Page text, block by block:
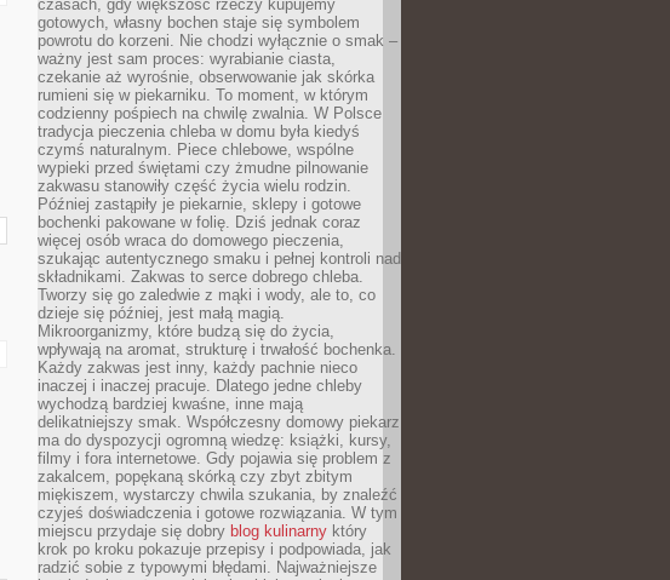
czasach, gdy większość rzeczy kupujemy
gotowych, własny bochen staje się symbolem
powrotu do korzeni. Nie chodzi wyłącznie o smak –
ważny jest sam proces: wyrabianie ciasta,
czekanie aż wyrośnie, obserwowanie jak skórka
rumieni się w piekarniku. To moment, w którym
codzienny pośpiech na chwilę zwalnia. W Polsce
tradycja pieczenia chleba w domu była kiedyś
czymś naturalnym. Piece chlebowe, wspólne
wypieki przed świętami czy żmudne pilnowanie
zakwasu stanowiły część życia wielu rodzin.
Później zastąpiły je piekarnie, sklepy i gotowe
bochenki pakowane w folię. Dziś jednak coraz
więcej osób wraca do domowego pieczenia,
szukając autentycznego smaku i pełnej kontroli nad
składnikami. Zakwas to serce dobrego chleba.
Tworzy się go zaledwie z mąki i wody, ale to, co
dzieje się później, jest małą magią.
Mikroorganizmy, które budzą się do życia,
wpływają na aromat, strukturę i trwałość bochenka.
Każdy zakwas jest inny, każdy pachnie nieco
inaczej i inaczej pracuje. Dlatego jedne chleby
wychodzą bardziej kwaśne, inne mają
delikatniejszy smak. Współczesny domowy piekarz
ma do dyspozycji ogromną wiedzę: książki, kursy,
filmy i fora internetowe. Gdy pojawia się problem z
zakalcem, popękaną skórką czy zbyt zbitym
miękiszem, wystarczy chwila szukania, by znaleźć
czyjeś doświadczenia i gotowe rozwiązania. W tym
miejscu przydaje się dobry blog kulinarny który
krok po kroku pokazuje przepisy i podpowiada, jak
radzić sobie z typowymi błędami. Najważniejsze